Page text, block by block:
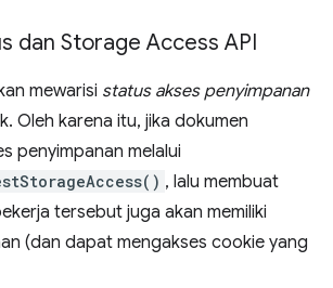
dan Storage Access API
mewarisi status akses penyimpanan
Oleh karena itu, jika dokumen
penyimpanan melalui
, lalu membuat
tersebut juga akan memiliki
(dan dapat mengakses cookie yang